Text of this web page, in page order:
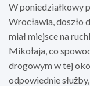
W poniedziałkowy
Wrocławia, doszło
miał miejsce na
Mikołaja, co
drogowym w tej
odpowiednie